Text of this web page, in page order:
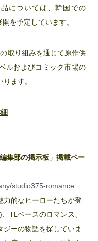
については、韓国での
を予定しています。
取り組みを通じて原作供
ルおよびコミック市場の
ます。
集部の掲示板」掲載ペー
studio375-romance
力的なヒーローたちが登
TLベースのロマンス、
ーの物語を探していま